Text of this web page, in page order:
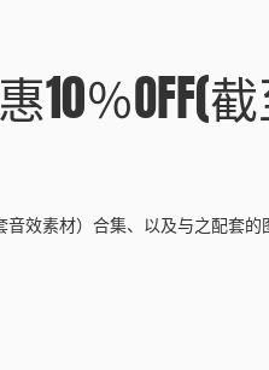
10％OFF(
效素材）合集、以及与之配套的